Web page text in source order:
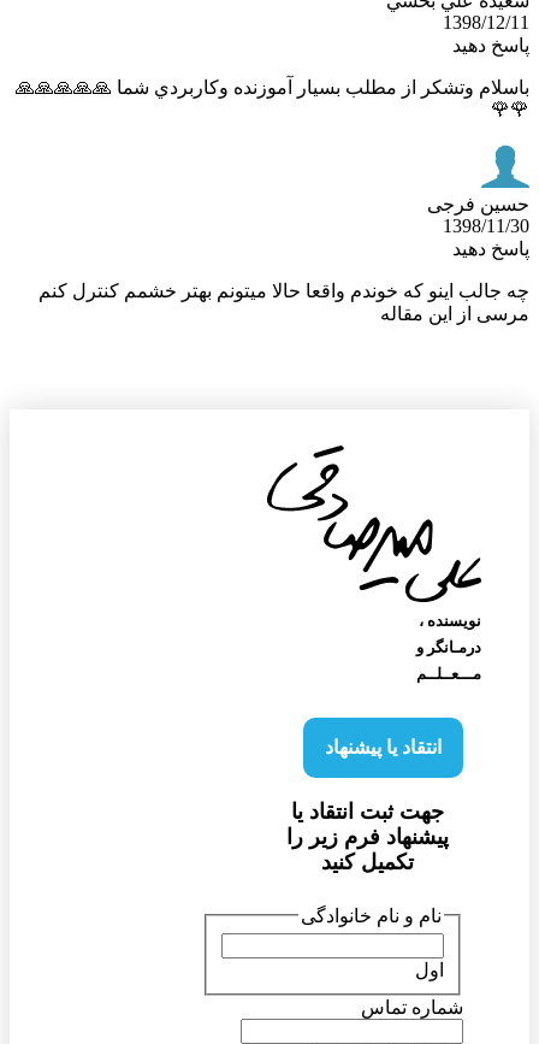
1398/
دهید
وتشكر از مطلب بسيار آموزنده وكاربردي شما 🙏🙏🙏🙏🙏
فرجی
1398/
دهید
اینو که خوندم واقعا حالا میتونم بهتر خشمم کنترل کنم
از این مقاله
نویسنده‌ ،
درمـانگر و
مـــعــلــم
انتقاد یا پیشنهاد
جهت ثبت انتقاد یا
پیشنهاد فرم زیر را
تکمیل کنید
نام و نام خانوادگی
شماره تماس